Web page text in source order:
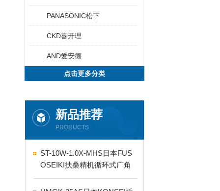
PANASONIC松下
CKD喜开理
AND爱安德
点击更多分类
新品推荐
PRODUCTS
ST-10W-1.0X-MHS日本FUS
OSEIKI扶桑精机循环式广角
自动喷嘴